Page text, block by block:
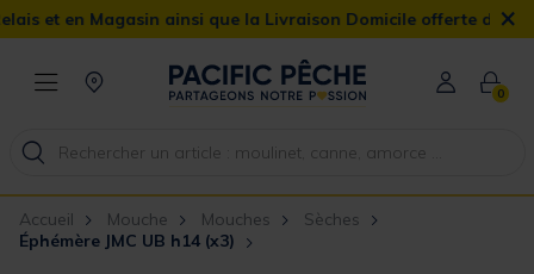
en Magasin ainsi que la Livraison Domicile offerte dès 90€ ×
0
Accueil Mouche Mouches
Sèches
Éphémère JMC UB h14 (x3)